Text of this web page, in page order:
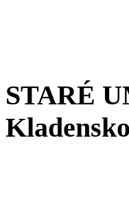
STARÉ